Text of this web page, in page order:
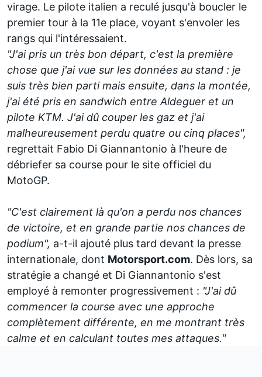
virage. Le pilote italien a reculé jusqu'à boucler le
premier tour à la 11e place, voyant s'envoler les
rangs qui l'intéressaient.
"J'ai pris un très bon départ, c'est la première
chose que j'ai vue sur les données au stand : je
suis très bien parti mais ensuite, dans la montée,
j'ai été pris en sandwich entre Aldeguer et un
pilote KTM. J'ai dû couper les gaz et j'ai
malheureusement perdu quatre ou cinq places",
regrettait Fabio Di Giannantonio à l'heure de
débriefer sa course pour le site officiel du
MotoGP.
"C'est clairement là qu'on a perdu nos chances
de victoire, et en grande partie nos chances de
podium", a-t-il ajouté plus tard devant la presse
internationale, dont Motorsport.com. Dès lors, sa
stratégie a changé et Di Giannantonio s'est
employé à remonter progressivement : "J'ai dû
commencer la course avec une approche
complètement différente, en me montrant très
calme et en calculant toutes mes attaques."